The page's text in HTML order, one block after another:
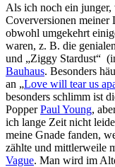
Als ich noch ein
Coverversionen meiner
obwohl umgekehrt
waren, z. B. die
und „Ziggy Stardust“
Bauhaus. Besonders
an „Love will tear us
besonders schlimm ist
PopperPaul Young,
ich lange Zeit nicht
meine Gnade fanden,
zählte und mittlerweile
Vague. Man wird im